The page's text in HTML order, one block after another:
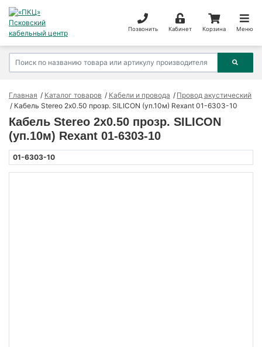
Позвонить Кабинет Корзина Меню
Главная Каталог товаров Кабели и провода
Провод акустический
Кабель Stereo 2х0.50 прозр. SILICON (уп.10м) Rexant 01-6303-10
Кабель Stereo 2х0.50 прозр. SILICON
(уп.10м) Rexant 01-6303-10
01-6303-10